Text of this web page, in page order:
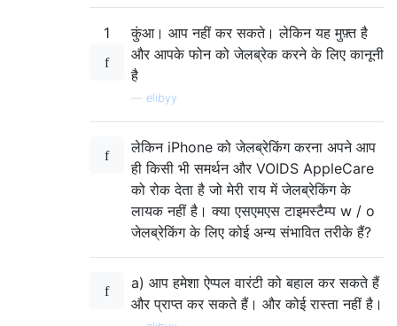
1
कुंआ। आप नहीं कर सकते। लेकिन यह मुफ़्त है
और आपके फोन को जेलब्रेक करने के लिए कानूनी
है
elibyy
लेकिन iPhone को जेलब्रेकिंग करना अपने आप
ही किसी भी समर्थन और VOIDS AppleCare
को रोक देता है जो मेरी राय में जेलब्रेकिंग के
लायक नहीं है। क्या एसएमएस टाइमस्टैम्प w / o
जेलब्रेकिंग के लिए कोई अन्य संभावित तरीके हैं?
a) आप हमेशा ऐप्पल वारंटी को बहाल कर सकते हैं
और प्राप्त कर सकते हैं। और कोई रास्ता नहीं है।